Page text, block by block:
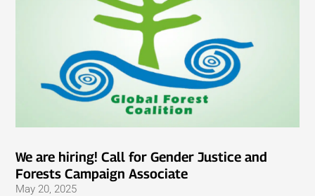
We are hiring! Call for Gender Justice and
Forests Campaign Associate
May 20, 2025